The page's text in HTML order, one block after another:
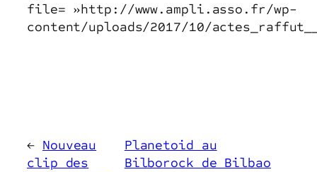
file= »http://www.ampli.asso.fr/wp-
content/uploads/2017/10/
← Nouveau
clip des
Planetoid au
Bilborock de Bilbao